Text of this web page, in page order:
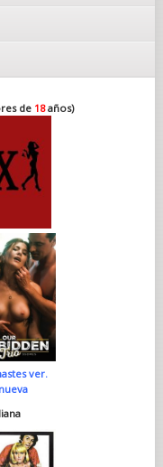
de 18años)
ver.